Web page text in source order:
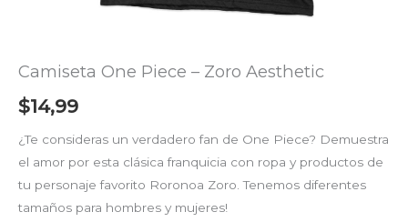
Camiseta One Piece – Zoro Aesthetic
$14,99
¿Te consideras un verdadero fan de One Piece? Demuestra
el amor por esta clásica franquicia con ropa y productos de
tu personaje favorito Roronoa Zoro. Tenemos diferentes
tamaños para hombres y mujeres!